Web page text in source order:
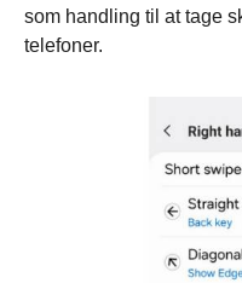
som handling til at tage
telefoner.